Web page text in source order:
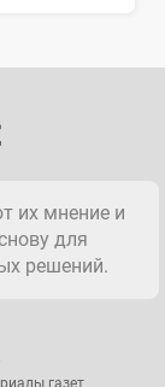
их мнение и
для
решений.